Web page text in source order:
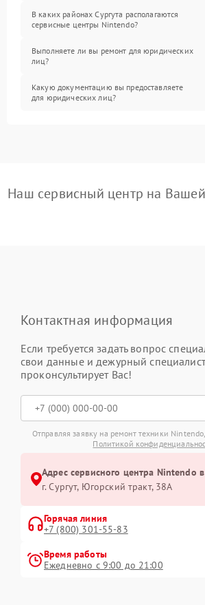
В каких районах Сургута располагаются
сервисные центры Nintendo?
Выполняете ли вы ремонт для юридических
лиц?
Какую документацию вы предоставляете
для юридических лиц?
Наш сервисный центр на
Контактная информация
Если требуется задать вопрос
свои данные и дежурный
проконсультирует Вас!
Отправляя заявку на ремонт техники
Политикой
Адрес сервисного центра Nintendo
г. Сургут, Югорский тракт, 38А
Горячая линия
+7 (800) 301-55-83
Время работы
Ежедневно с 9:00 до 21:00